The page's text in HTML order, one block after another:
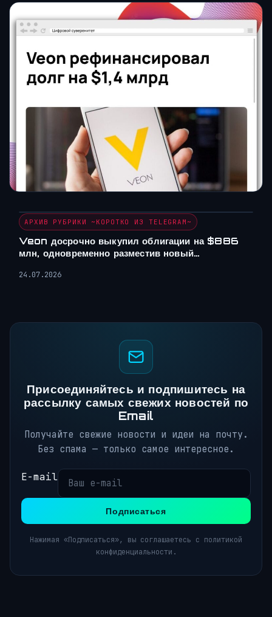
АРХИВ РУБРИКИ ~КОРОТКО ИЗ TELEGRAM~
Veon досрочно выкупил облигации на $886
млн, одновременно разместив новый…
24.07.2026
Присоединяйтесь и подпишитесь на
рассылку самых свежих новостей по
Email
Получайте свежие новости и идеи на почту.
Без спама — только самое интересное.
E-mail
Подписаться
Нажимая «Подписаться», вы соглашаетесь с политикой
конфиденциальности.